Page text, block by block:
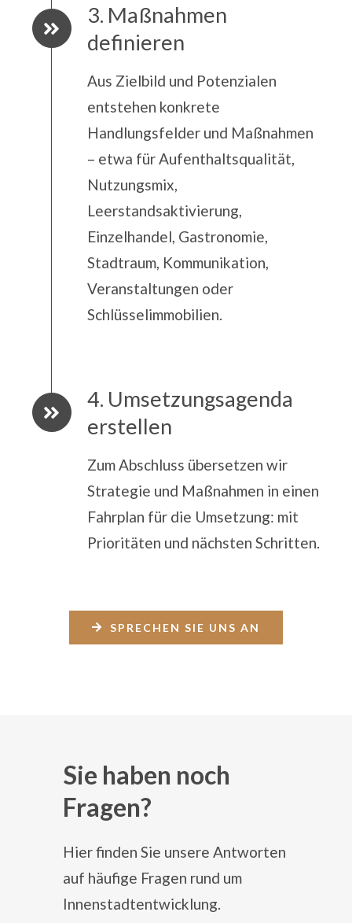
3. Maßnahmen
definieren
Aus Zielbild und Potenzialen
entstehen konkrete
Handlungsfelder und Maßnahmen
– etwa für Aufenthaltsqualität,
Nutzungsmix,
Leerstandsaktivierung,
Einzelhandel, Gastronomie,
Stadtraum, Kommunikation,
Veranstaltungen oder
Schlüsselimmobilien.
4. Umsetzungsagenda
erstellen
Zum Abschluss übersetzen wir
Strategie und Maßnahmen in einen
Fahrplan für die Umsetzung: mit
Prioritäten und nächsten Schritten.
SPRECHEN SIE UNS AN
Sie haben noch
Fragen?
Hier finden Sie unsere Antworten
auf häufige Fragen rund um
Innenstadtentwicklung.